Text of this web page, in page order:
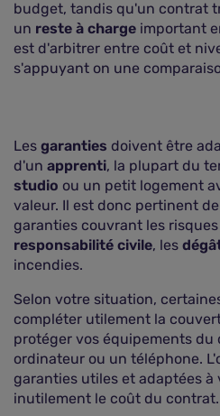
budget, tandis qu'un contrat
un reste à charge important
est d'arbitrer entre coût et
s'appuyant on une
Les garanties doivent être
d'un apprenti, la plupart du
studio ou un petit logement
valeur. Il est donc pertinent
garanties couvrant les
responsabilité civile, les
incendies.
Selon votre situation,
compléter utilement la
protéger vos équipements du
ordinateur ou un téléphone.
garanties utiles et adaptées
inutilement le coût du contrat.